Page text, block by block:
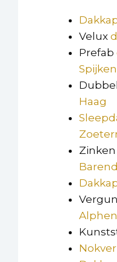
Velux
Prefab
Haag
Zinken